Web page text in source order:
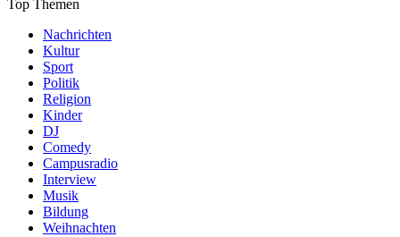
Top Themen
Nachrichten
Kultur
Sport
Politik
Religion
Kinder
DJ
Comedy
Campusradio
Interview
Musik
Bildung
Weihnachten